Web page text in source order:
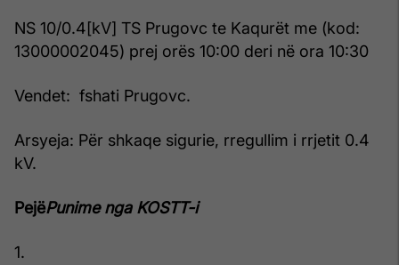
NS 10/0.4[kV] TS Prugovc te Kaqurët me (kod:
13000002045) prej orës 10:00 deri në ora 10:30
Vendet: fshati Prugovc.
Arsyeja: Për shkaqe sigurie, rregullim i rrjetit 0.4
kV.
PejëPunime nga KOSTT-i
1.